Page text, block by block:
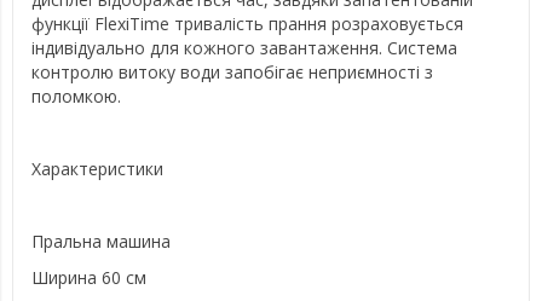
функції FlexiTime тривалість прання розраховується
індивідуально для кожного завантаження. Система
контролю витоку води запобігає неприємності з
поломкою.
Характеристики
Пральна машина
Ширина 60 см